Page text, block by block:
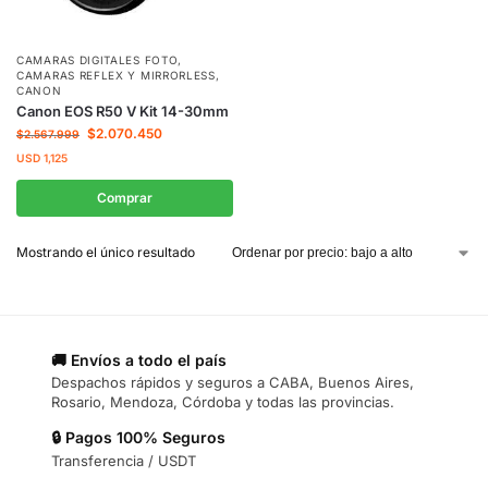
CAMARAS DIGITALES FOTO,
CAMARAS REFLEX Y MIRRORLESS,
CANON
Canon EOS R50 V Kit 14-30mm
$2.567.999 $2.070.450
USD 1,125
Comprar
Mostrando el único resultado
🚚 Envíos a todo el país
Despachos rápidos y seguros a CABA, Buenos Aires,
Rosario, Mendoza, Córdoba y todas las provincias.
🔒 Pagos 100% Seguros
Transferencia / USDT